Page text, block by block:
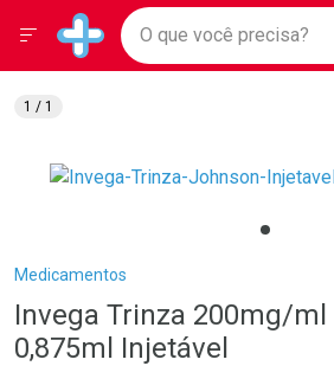
Drogarias Pacheco
Baixe nosso APP e aproveite
Ir direto para a home
pela página
Ir direto para o conteúdo
Ir direto para a busca
Ir direto para a conta
Ir direto para a notificações
Ir direto para o carrinho
Faça a sua busca
O que você precisa?
Menu
Breadcrumb
Medicamentos
Invega Trinza 200mg/ml
0,875ml Injetável
1 / 1